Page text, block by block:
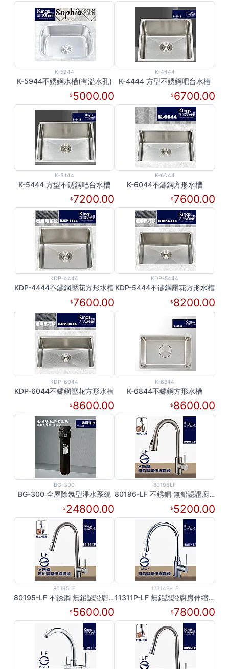
K-5944
K-5944不銹鋼水槽(有溢水孔)
5000.00
K-4444
K-4444 方型不銹鋼吧台水槽
6700.00
K-5444
K-5444 方型不銹鋼吧台水槽
7200.00
K-6044
K-6044不鏽鋼方形水槽
7600.00
KDP-4444
KDP-4444不鏽鋼壓花方形水槽
7600.00
KDP-5444
KDP-5444不鏽鋼壓花方形水槽
8200.00
KDP-6044
KDP-6044不鏽鋼壓花方形水槽
8600.00
K-6844
K-6844不鏽鋼方形水槽
8600.00
BG-300
BG-300 全屋除氯型淨水系統
24800.00
80196LF
80196-LF 不銹鋼 無鉛認證廚房伸縮龍頭
5200.00
80195LF
80195-LF 不銹鋼 無鉛認證廚房伸縮龍頭
5600.00
11314P-LF
11311P-LF 無鉛認證廚房伸縮龍頭
7800.00